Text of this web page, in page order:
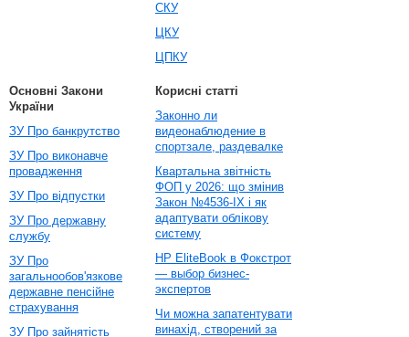
СКУ
ЦКУ
ЦПКУ
Основні Закони
України
ЗУ Про банкрутство
ЗУ Про виконавче
провадження
ЗУ Про відпустки
ЗУ Про державну
службу
ЗУ Про
загальнообов'язкове
державне пенсійне
страхування
ЗУ Про зайнятість
Корисні статті
Законно ли
видеонаблюдение в
спортзале, раздевалке
Квартальна звітність
ФОП у 2026: що змінив
Закон №4536-IX і як
адаптувати облікову
систему
HP EliteBook в Фокстрот
— выбор бизнес-
экспертов
Чи можна запатентувати
винахід, створений за